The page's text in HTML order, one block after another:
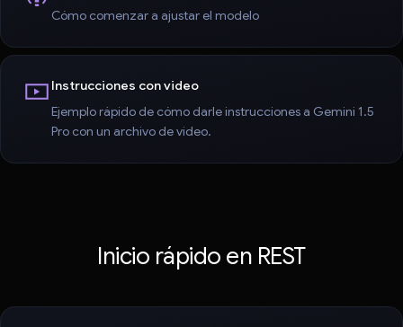
Cómo comenzar a ajustar el modelo
Instrucciones con video
Ejemplo rápido de cómo darle instrucciones a Gemini 1.5
Pro con un archivo de video.
Inicio rápido en REST